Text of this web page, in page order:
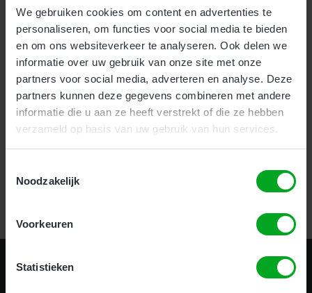
We gebruiken cookies om content en advertenties te
personaliseren, om functies voor social media te bieden
en om ons websiteverkeer te analyseren. Ook delen we
informatie over uw gebruik van onze site met onze
partners voor social media, adverteren en analyse. Deze
partners kunnen deze gegevens combineren met andere
informatie die u aan ze heeft verstrekt of die ze hebben
verzameld op basis van uw gebruik van hun services.
Noodzakelijk
Voorkeuren
Statistieken
Voor bedrijven bieden wij onze nieuwe en zeer effectieve
uurs Incompany trainingaan.
Als particulier kunt u uw hoogwerker certificaat halen
opmeerdere locatiesdoor heel het land.